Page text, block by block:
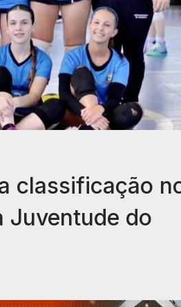
classificação
Juventude do